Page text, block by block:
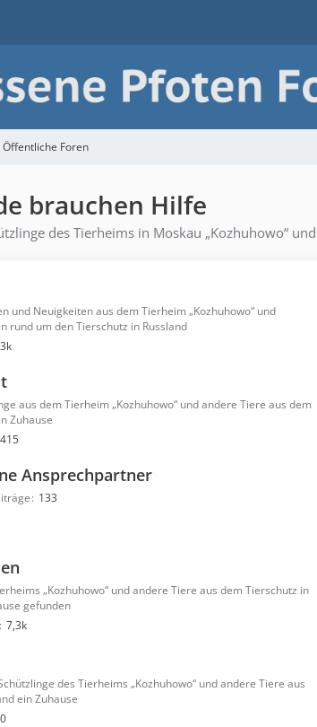
Öffentliche Foren
brauchen Hilfe
des Tierheims in Moskau „Kozhuhowo“
und Neuigkeiten aus dem Tierheim „Kozhuhowo“ und
rund um den Tierschutz in Russland
3k
aus dem Tierheim „Kozhuhowo“ und andere Tiere aus dem
Zuhause
415
Ansprechpartner
133
„Kozhuhowo“ und andere Tiere aus dem Tierschutz in
gefunden
7,3k
des Tierheims „Kozhuhowo“ und andere Tiere aus
ein Zuhause